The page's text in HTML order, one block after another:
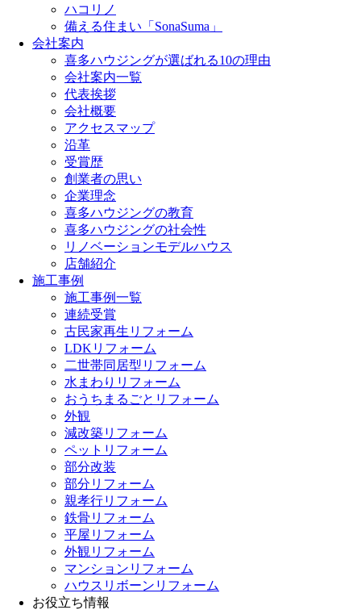
ハコリノ
備える住まい「SonaSuma」
会社案内
喜多ハウジングが選ばれる10の理由
会社案内一覧
代表挨拶
会社概要
アクセスマップ
沿革
受賞歴
創業者の思い
企業理念
喜多ハウジングの教育
喜多ハウジングの社会性
リノベーションモデルハウス
店舗紹介
施工事例
施工事例一覧
連続受賞
古民家再生リフォーム
LDKリフォーム
二世帯同居型リフォーム
水まわりリフォーム
おうちまるごとリフォーム
外観
減改築リフォーム
ペットリフォーム
部分改装
部分リフォーム
親孝行リフォーム
鉄骨リフォーム
平屋リフォーム
外観リフォーム
マンションリフォーム
ハウスリボーンリフォーム
お役立ち情報